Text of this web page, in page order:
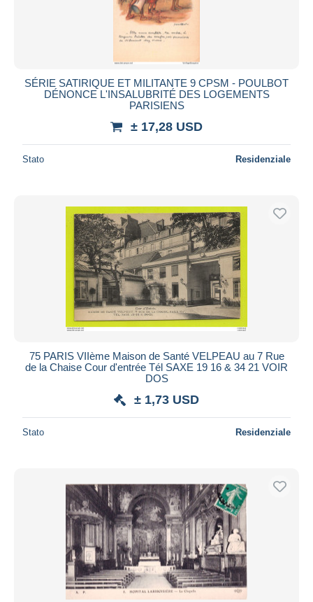
SÉRIE SATIRIQUE ET MILITANTE 9 CPSM - POULBOT
DÉNONCE L'INSALUBRITÉ DES LOGEMENTS
PARISIENS
± 17,28 USD
Stato Residenziale
75 PARIS VIIème Maison de Santé VELPEAU au 7 Rue
de la Chaise Cour d'entrée Tél SAXE 19 16 & 34 21 VOIR
DOS
± 1,73 USD
Stato Residenziale